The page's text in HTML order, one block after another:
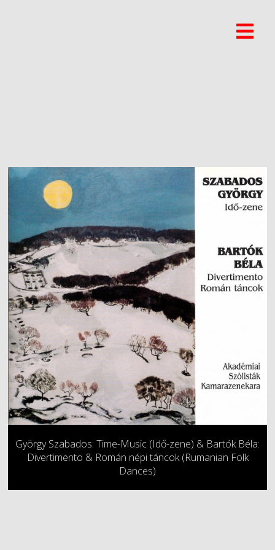
György Szabados: Time-Music (Idő-zene) & Bartók Béla:
Divertimento & Román népi táncok (Rumanian Folk
Dances)